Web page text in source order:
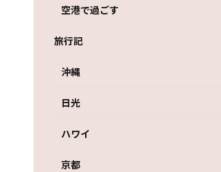
空港で過ごす
旅行記
沖縄
日光
ハワイ
京都